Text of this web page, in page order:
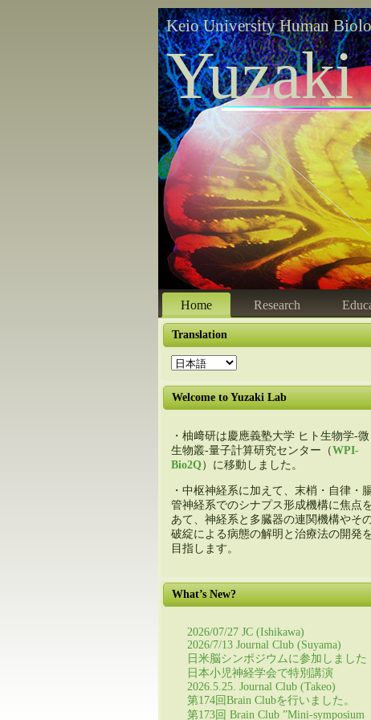
Keio University Human
Yuzaki
Home Research
Translation
Welcome to Yuzaki Lab
・柚﨑研は慶應義塾大学 ヒト生物学-微
生物叢-量子計算研究センター（WPI-
Bio2Q）に移動しました。
・中枢神経系に加えて、末梢・自律・
管神経系でのシナプス形成機構に焦点
あて、神経系と多臓器の連関機構やそ
破綻による病態の解明と治療法の開発
目指します。
What’s New?
2026/07/27 JC (Ishikawa)
2026/7/13 Journal Club (Suyama)
日米脳シンポジウムに参加しました
日本小児神経学会で特別講演
2026.5.25. Journal Club (Takeo)
第174回Brain Clubを行いました。
第173回 Brain Club ”Mini-symposium